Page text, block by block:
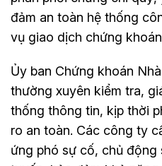
đảm an toàn hệ thống
vụ giao dịch chứng
Ủy ban Chứng khoán
thường xuyên kiểm tra,
thống thông tin, kịp thời
ro an toàn. Các công ty
ứng phó sự cố, chủ động